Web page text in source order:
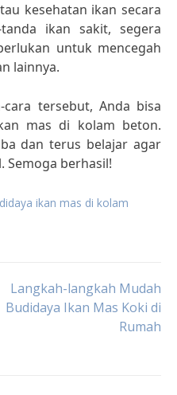
kesehatan ikan secara
ikan sakit, segera
untuk mencegah
lainnya.
cara tersebut, Anda bisa
mas di kolam beton.
dan terus belajar agar
Semoga berhasil!
ikan mas di kolam
Langkah-langkah Mudah
Budidaya Ikan Mas Koki di
Rumah